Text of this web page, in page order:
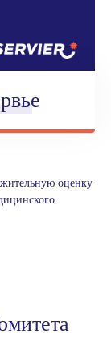
оценку